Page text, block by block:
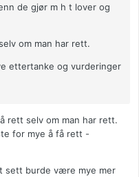
de gjør m h t lover og
om man har rett.
ettertanke og vurderinger
rett selv om man har rett.
for mye å få rett -
sett burde være mye mer